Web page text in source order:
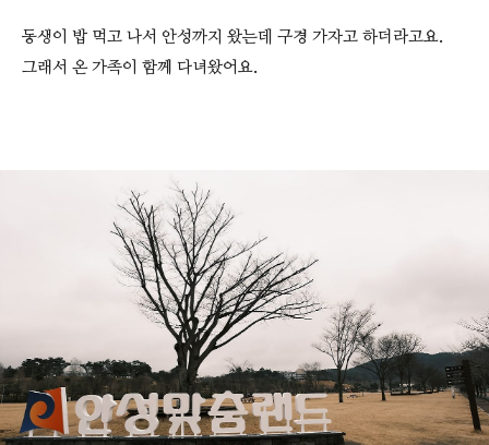
동생이 밥 먹고 나서 안성까지 왔는데 구경 가자고 하더라고요.
그래서 온 가족이 함께 다녀왔어요.